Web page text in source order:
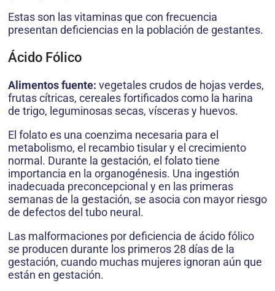
Estas son las vitaminas que con frecuencia
presentan deficiencias en la población de gestantes.
Ácido Fólico
Alimentos fuente: vegetales crudos de hojas verdes,
frutas cítricas, cereales fortificados como la harina
de trigo, leguminosas secas, vísceras y huevos.
El folato es una coenzima necesaria para el
metabolismo, el recambio tisular y el crecimiento
normal. Durante la gestación, el folato tiene
importancia en la organogénesis. Una ingestión
inadecuada preconcepcional y en las primeras
semanas de la gestación, se asocia con mayor riesgo
de defectos del tubo neural.
Las malformaciones por deficiencia de ácido fólico
se producen durante los primeros 28 días de la
gestación, cuando muchas mujeres ignoran aún que
están en gestación.